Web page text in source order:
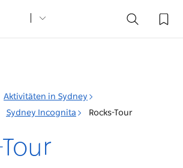
Aktivitäten in Sydney
Sydney Incognita Rocks-Tour